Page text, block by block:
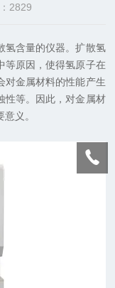
2829
含量的仪器。扩散氢
等原因，使得氢原子在
对金属材料的性能产生
性等。因此，对金属材
义。